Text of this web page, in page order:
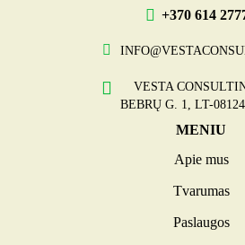
+370 614
VESTA
BEBRŲ G. 1, LT-
MENIU
Apie mus
Tvarumas
Paslaugos